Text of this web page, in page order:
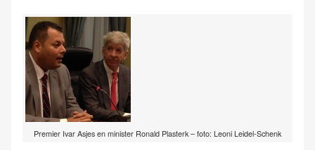
Premier Ivar Asjes en minister Ronald Plasterk – foto: Leoni Leidel-Schenk